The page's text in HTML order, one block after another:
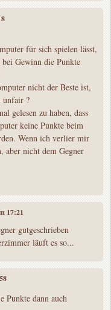
für sich spielen lässt,
bei Gewinn die Punkte
nicht der Beste ist,
unfair ?
gelesen zu haben, dass
keine Punkte beim
Wenn ich verlier mir
aber nicht dem Gegner
17:21
gutgeschrieben
läuft es so...
Punkte dann auch